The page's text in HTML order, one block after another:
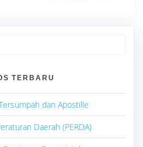
TERBARU
dan Apostille
Daerah (PERDA)